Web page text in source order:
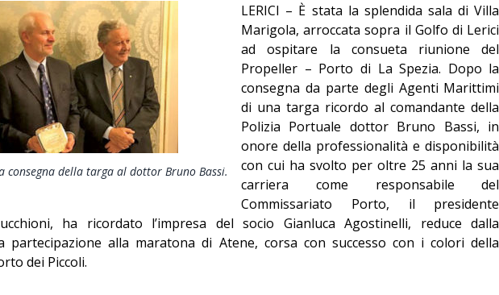
consegna della targa al dottor Bruno Bassi.
LERICI – È stata la splendida sala di Villa
Marigola, arroccata sopra il Golfo di Lerici
ad ospitare la consueta riunione del
Propeller – Porto di La Spezia. Dopo la
consegna da parte degli Agenti Marittimi
di una targa ricordo al comandante della
Polizia Portuale dottor Bruno Bassi, in
onore della professionalità e disponibilità
con cui ha svolto per oltre 25 anni la sua
carriera come responsabile del
Commissariato Porto, il presidente
ha ricordato l’impresa del socio Gianluca Agostinelli, reduce dalla
partecipazione alla maratona di Atene, corsa con successo con i colori della
dei Piccoli.
Addio amico
Giorgio
Editoriale